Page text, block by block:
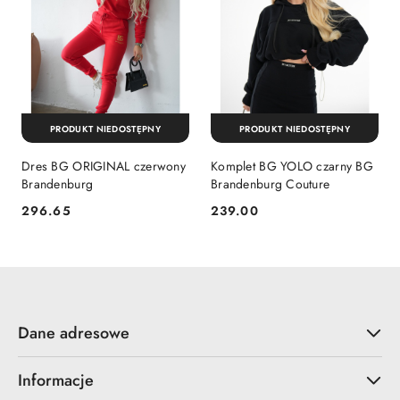
Dres BG ORIGINAL czerwony
Brandenburg
Cena:
296.65
PRODUKT NIEDOSTĘPNY
Komplet BG YOLO czarny BG
Brandenburg Couture
Cena:
239.00
PRODUKT NIEDOSTĘPNY
Dane adresowe
Informacje